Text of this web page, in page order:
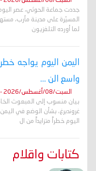
جددت جماعة الحوثي، عصر
المسيّرة على مدينة مأرب،
لما أورده التلفزيون
اليمن اليوم يواجه
واسع الن ...
السبت/08/أغسطس/2026 - 12:10 ص
بيان منسوب إلى المبعوث
اليوم خطراً متزايداً من ال
كتابات واقلام